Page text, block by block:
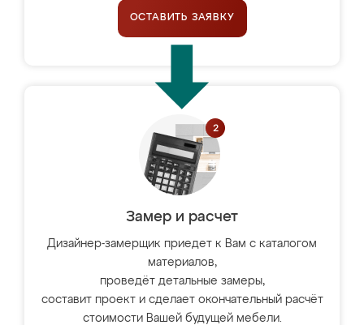
ОСТАВИТЬ ЗАЯВКУ
Замер и расчет
Дизайнер-замерщик приедет к Вам с каталогом
материалов,
проведёт детальные замеры,
составит проект и сделает окончательный расчёт
стоимости Вашей будущей мебели.